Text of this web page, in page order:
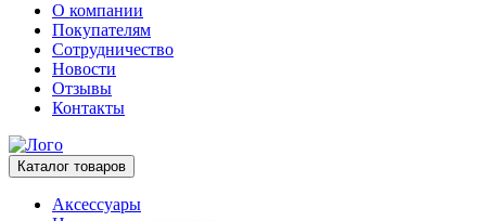
О компании
Покупателям
Сотрудничество
Новости
Отзывы
Контакты
Каталог товаров
Аксессуары